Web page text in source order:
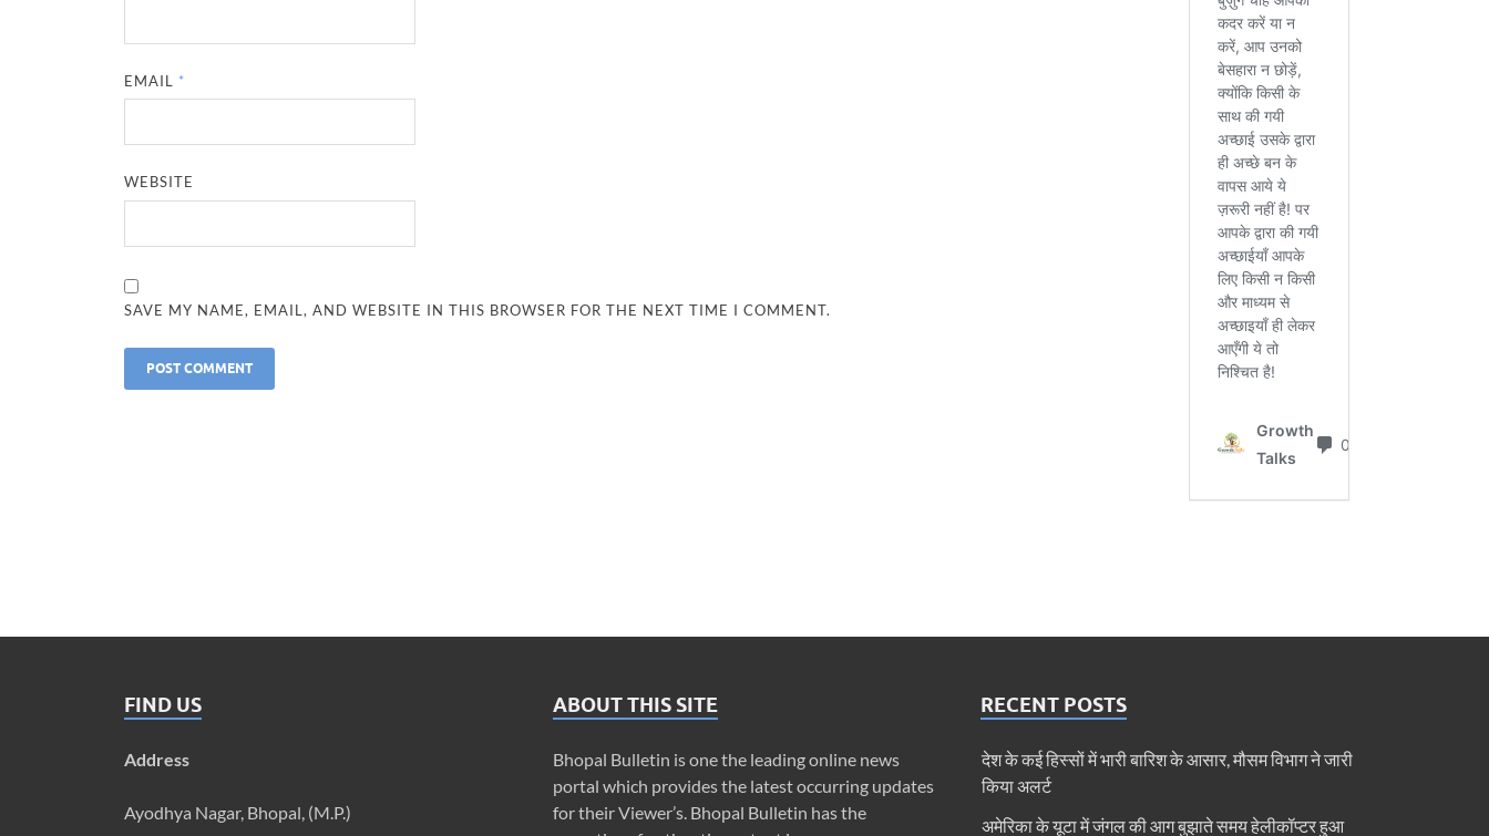
EMAIL *
WEBSITE
SAVE MY NAME, EMAIL, AND WEBSITE IN THIS BROWSER FOR THE NEXT TIME I COMMENT.
FIND US
Address
Ayodhya Nagar, Bhopal, (M.P.)
ABOUT THIS SITE
Bhopal Bulletin is one the leading online news
portal which provides the latest occurring updates
for their Viewer’s. Bhopal Bulletin has the
RECENT POSTS
देश के कई हिस्सों में भारी बारिश के आसार, मौसम विभाग ने जारी
किया अलर्ट
अमेरिका के यूटा में जंगल की आग बुझाते समय हेलीकॉप्टर हुआ